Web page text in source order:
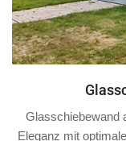
Glasschiebewand
Eleganz mit